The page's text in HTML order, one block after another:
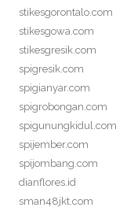
stikesgorontalo.com
stikesgowa.com
stikesgresik.com
spigresik.com
spigianyar.com
spigrobongan.com
spigunungkidul.com
spijember.com
spijombang.com
dianflores.id
sman48jkt.com